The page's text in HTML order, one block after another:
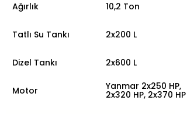
Ağırlık 10,2 Ton
Tatlı Su Tankı 2x200 L
Dizel Tankı 2x600 L
Motor Yanmar 2x250 HP,
2x320 HP, 2x370 HP